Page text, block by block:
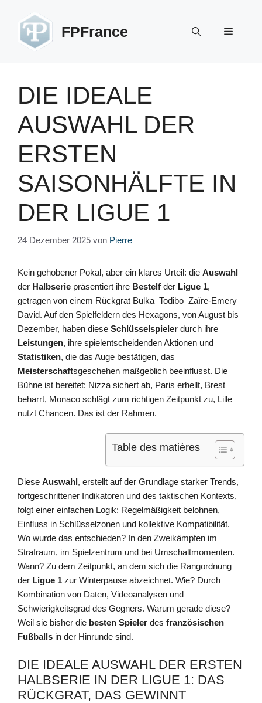
springen
FPFrance Menü
DIE IDEALE
AUSWAHL DER
ERSTEN
SAISONHÄLFTE IN
DER LIGUE 1
24 Dezember 2025 von Pierre
Kein gehobener Pokal, aber ein klares Urteil: die Auswahl
der Halbserie präsentiert ihre Bestelf der Ligue 1,
getragen von einem Rückgrat Bulka–Todibo–Zaïre‑Emery–
David. Auf den Spielfeldern des Hexagons, von August bis
Dezember, haben diese Schlüsselspieler durch ihre
Leistungen, ihre spielentscheidenden Aktionen und
Statistiken, die das Auge bestätigen, das
Meisterschaftsgeschehen maßgeblich beeinflusst. Die
Bühne ist bereitet: Nizza sichert ab, Paris erhellt, Brest
beharrt, Monaco schlägt zum richtigen Zeitpunkt zu, Lille
nutzt Chancen. Das ist der Rahmen.
Table des matières
Diese Auswahl, erstellt auf der Grundlage starker Trends,
fortgeschrittener Indikatoren und des taktischen Kontexts,
folgt einer einfachen Logik: Regelmäßigkeit belohnen,
Einfluss in Schlüsselzonen und kollektive Kompatibilität.
Wo wurde das entschieden? In den Zweikämpfen im
Strafraum, im Spielzentrum und bei Umschaltmomenten.
Wann? Zu dem Zeitpunkt, an dem sich die Rangordnung
der Ligue 1 zur Winterpause abzeichnet. Wie? Durch
Kombination von Daten, Videoanalysen und
Schwierigkeitsgrad des Gegners. Warum gerade diese?
Weil sie bisher die besten Spieler des französischen
Fußballs in der Hinrunde sind.
DIE IDEALE AUSWAHL DER ERSTEN
HALBSERIE IN DER LIGUE 1: DAS
RÜCKGRAT, DAS GEWINNT